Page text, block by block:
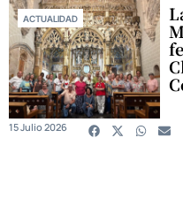
ACTUALIDAD
15 Julio 2026